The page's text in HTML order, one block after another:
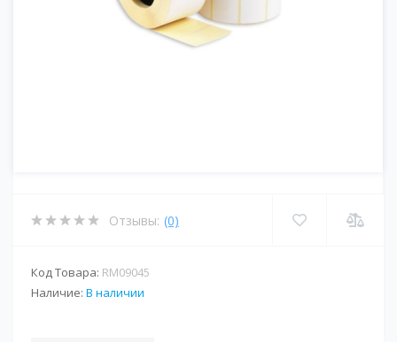
Отзывы: (0)
Код Товара: RM09045
Наличие: В наличии